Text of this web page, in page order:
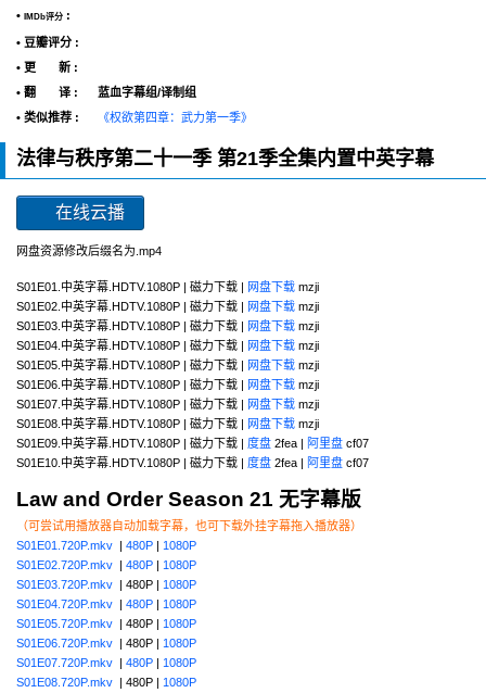
•
IMDb评分 :
• 豆瓣评分 :
• 更 新 :
• 翻 译 :
蓝血字幕组/译制组
• 类似推荐 :
《权欲第四章：武力第一季》
法律与秩序第二十一季 第21季全集内置中英字幕
在线云播
网盘资源修改后缀名为.mp4
S01E01.中英字幕.HDTV.1080P | 磁力下载 | 网盘下载 mzji
S01E02.中英字幕.HDTV.1080P | 磁力下载 | 网盘下载 mzji
S01E03.中英字幕.HDTV.1080P | 磁力下载 | 网盘下载 mzji
S01E04.中英字幕.HDTV.1080P | 磁力下载 | 网盘下载 mzji
S01E05.中英字幕.HDTV.1080P | 磁力下载 | 网盘下载 mzji
S01E06.中英字幕.HDTV.1080P | 磁力下载 | 网盘下载 mzji
S01E07.中英字幕.HDTV.1080P | 磁力下载 | 网盘下载 mzji
S01E08.中英字幕.HDTV.1080P | 磁力下载 | 网盘下载 mzji
S01E09.中英字幕.HDTV.1080P | 磁力下载 | 度盘 2fea | 阿里盘 cf07
S01E10.中英字幕.HDTV.1080P | 磁力下载 | 度盘 2fea | 阿里盘 cf07
Law and Order Season 21 无字幕版
（可尝试用播放器自动加载字幕，也可下载外挂字幕拖入播放器）
S01E01.720P.mkv | 480P | 1080P
S01E02.720P.mkv | 480P | 1080P
S01E03.720P.mkv | 480P | 1080P
S01E04.720P.mkv | 480P | 1080P
S01E05.720P.mkv | 480P | 1080P
S01E06.720P.mkv | 480P | 1080P
S01E07.720P.mkv | 480P | 1080P
S01E08.720P.mkv | 480P | 1080P